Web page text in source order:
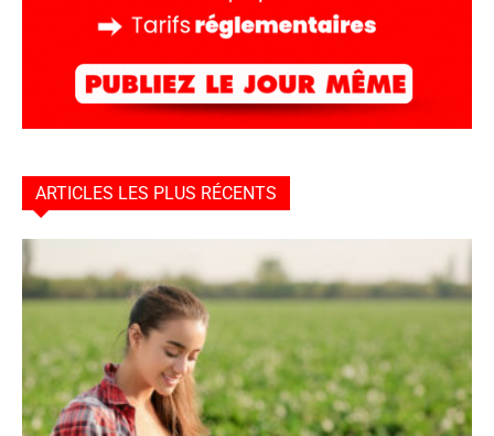
ARTICLES LES PLUS RÉCENTS